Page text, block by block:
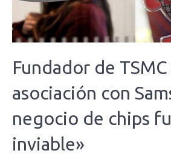
Fundador de TSMC
asociación con
negocio de chips
inviable»